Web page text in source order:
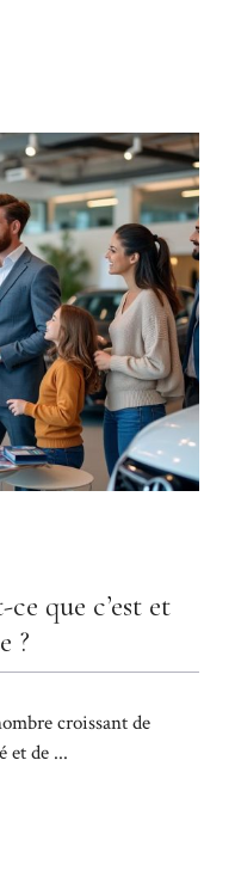
que c’est et
?
croissant de
et de ...